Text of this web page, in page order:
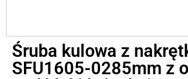
Śruba kulowa z
SFU1605-0285mm z